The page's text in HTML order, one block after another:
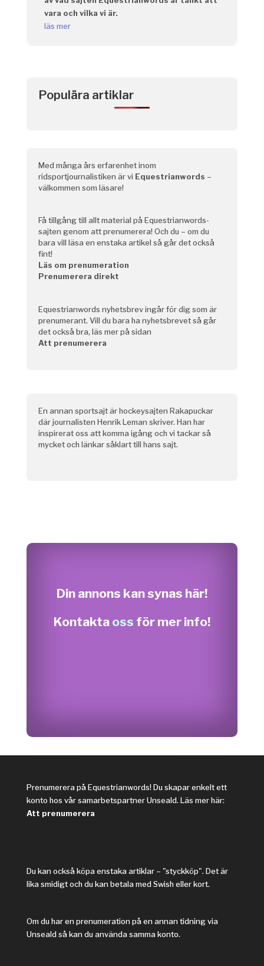
vara och vilka vi är.
läs mer
Populära artiklar
Med många års erfarenhet inom
ridsportjournalistiken är vi Equestrianwords –
välkommen som läsare!
Få tillgång till allt material på Equestrianwords-
sajten genom att prenumerera! Och du – om du
bara vill läsa en enstaka artikel så går det också
fint!
Läs om prenumeration
Prenumerera direkt
Equestrianwords nyhetsbrev ingår för dig som är
prenumerant. Vill du bara ha nyhetsbrevet så går
det också bra, läs mer på sidan
Att prenumerera
En annan sportsajt är hockeysajten Rakapuckar
där journalisten Henrik Leman skriver. Han har
inspirerat oss att komma igång och vi tackar så
mycket och länkar såklart till hans sajt.
Din annons kan synas här!
Kontakta oss för mer info!
Prenumerera på Equestrianwords! Du skapar enkelt ett
konto hos vår samarbetspartner Unseald. Läs mer här:
Att prenumerera
Du kan också köpa enstaka artiklar – "styckköp". Det är
lika smidigt och du kan betala med Swish eller kort.
Om du har en prenumeration på en annan tidning via
Unseald så kan du använda samma konto.